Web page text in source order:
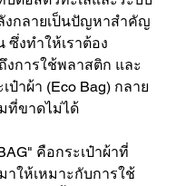
งกลายเป็นปัญหาสำคัญ
ซึ่งทำให้เราต้อง
งการใช้พลาสติก และ
ป๋าผ้า (Eco Bag) กลาย
ที่ขาดไม่ได้
คือกระเป๋าผ้าที่
าให้เหมาะกับการใช้